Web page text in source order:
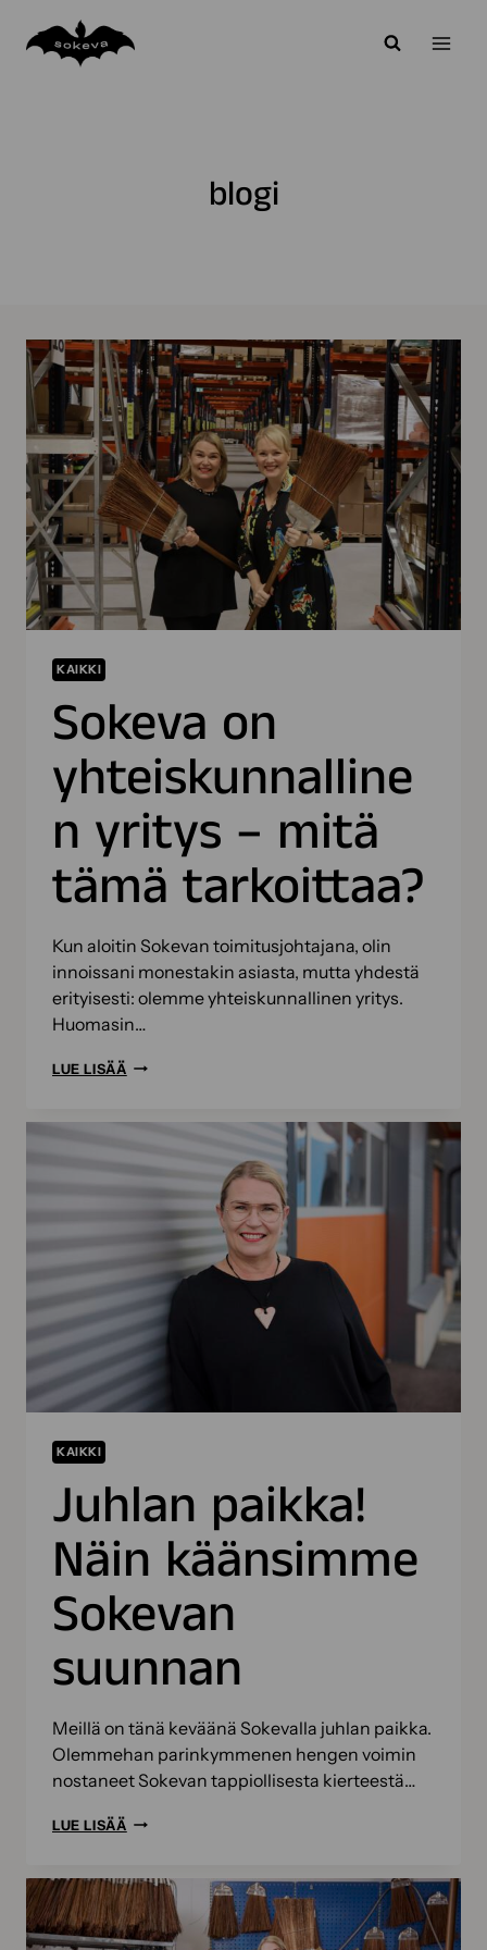
sisältöön
blogi
KAIKKI
Sokeva on
yhteiskunnalline
n yritys – mitä
tämä tarkoittaa?
Kun aloitin Sokevan toimitusjohtajana, olin
innoissani monestakin asiasta, mutta yhdestä
erityisesti: olemme yhteiskunnallinen yritys.
Huomasin…
LUE LISÄÄ SOKEVA
TÄMÄ
TARKOITTAA?
KAIKKI
Juhlan paikka!
Näin käänsimme
Sokevan
suunnan
Meillä on tänä keväänä Sokevalla juhlan paikka.
Olemmehan parinkymmenen hengen voimin
nostaneet Sokevan tappiollisesta kierteestä…
LUE LISÄÄ JUHLAN
KÄÄNSIMME
SOKEVAN